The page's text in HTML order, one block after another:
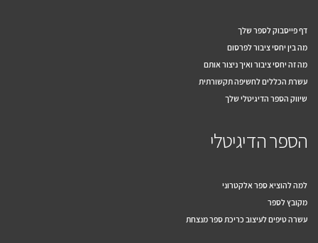
דף פייסבוק לספר שלך
מה בין יחסי ציבור לפרסום
מה זה יחסי ציבור ואיך ניצור אותם
עשרת הכללים לחשיפה תקשורתית
שיווק הספר הדיגיטלי שלך
הספר הדיגיטלי
למה להוציא ספר אלקטרוני
מקובץ לספר
עשרה טיפים לעיצוב כריכת ספר מנצחת